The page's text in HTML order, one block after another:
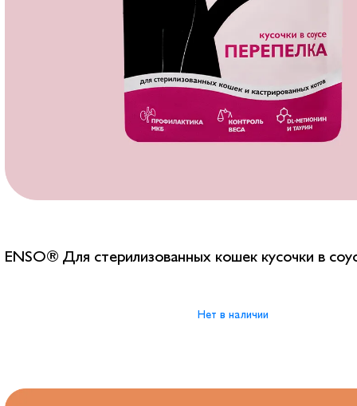
ENSO® Для стерилизованных кошек кусочки в
Нет в наличии